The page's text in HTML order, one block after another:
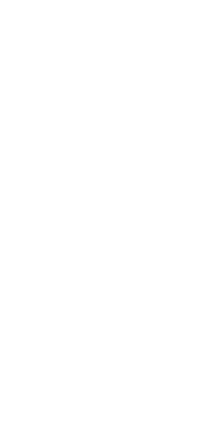
内容■ 本ポジション
などの資料作成 各取
わる発送業務 オリジ
アを築きたい方にと